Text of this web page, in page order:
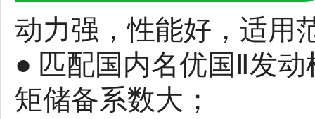
动力强，性能好，适用
● 匹配国内名优国Ⅱ发
矩储备系数大；